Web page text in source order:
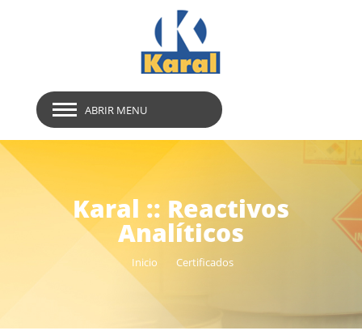
ABRIR MENU
Karal :: Reactivos
Analíticos
Inicio Certificados